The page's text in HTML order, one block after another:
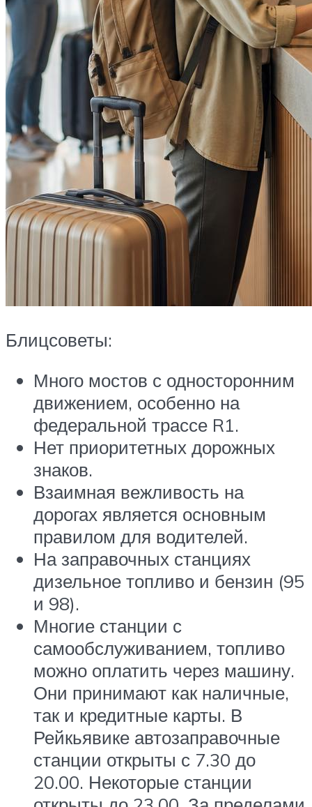
Блицсоветы:
Много мостов с односторонним
движением, особенно на
федеральной трассе R1.
Нет приоритетных дорожных
знаков.
Взаимная вежливость на
дорогах является основным
правилом для водителей.
На заправочных станциях
дизельное топливо и бензин (95
и 98).
Многие станции с
самообслуживанием, топливо
можно оплатить через машину.
Они принимают как наличные,
так и кредитные карты. В
Рейкьявике автозаправочные
станции открыты с 7.30 до
20.00. Некоторые станции